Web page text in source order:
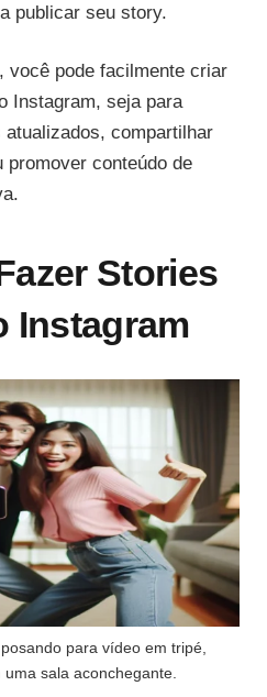
publicar seu story.
você pode facilmente criar
Instagram, seja para
compartilhar
promover conteúdo de
Stories
Instagram
para vídeo em tripé,
sala aconchegante.